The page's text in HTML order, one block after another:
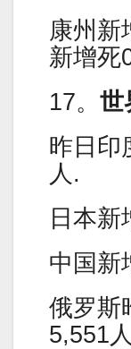
康州新
新增死
17。 世
昨日印
人.
日本新
中国新
俄罗斯
5,551人